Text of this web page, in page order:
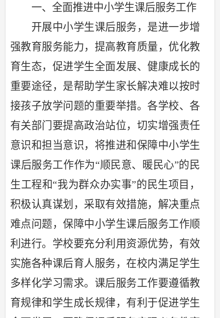
一、全面推进中小学生课后服务工作
开展中小学生课后服务，是进一步增
强教育服务能力，提高教育质量，优化教
育生态，促进学生全面发展、健康成长的
重要途径，是帮助学生家长解决难以按时
接孩子放学问题的重要举措。各学校、各
有关部门要提高政治站位，切实增强责任
意识和担当意识，将推进和保障中小学生
课后服务工作作为“顺民意、暖民心”的民
生工程和“我为群众办实事”的民生项目，
积极认真谋划，采取有效措施，解决重点
难点问题，保障中小学生课后服务工作顺
利进行。学校要充分利用资源优势，有效
实施各种课后育人服务，在校内满足学生
多样化学习需求。课后服务工作要遵循教
育规律和学生成长规律，有利于促进学生